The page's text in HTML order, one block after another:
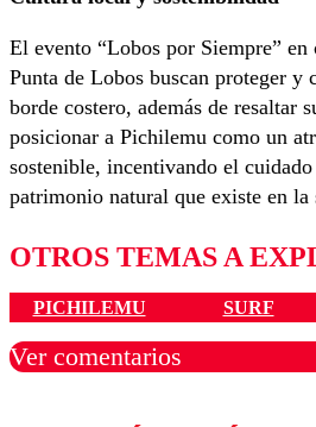
El evento “Lobos por Siempre” en
Punta de Lobos buscan proteger y
borde costero, además de resaltar
posicionar a Pichilemu como un
sostenible, incentivando el
patrimonio natural que existe en
OTROS TEMAS A
PICHILEMU SURF
Ver comentarios